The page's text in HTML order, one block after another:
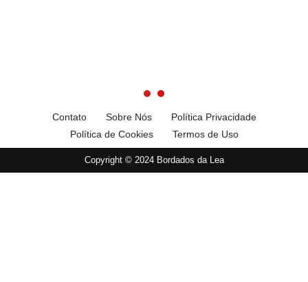
Contato Sobre Nós
Política Privacidade
Política de Cookies
Termos de Uso
Copyright © 2024 Bordados da Lea